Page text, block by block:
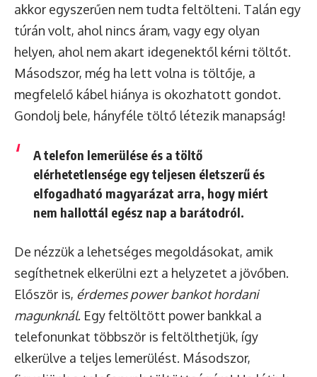
akkor egyszerűen nem tudta feltölteni. Talán egy
túrán volt, ahol nincs áram, vagy egy olyan
helyen, ahol nem akart idegenektől kérni töltőt.
Másodszor, még ha lett volna is töltője, a
megfelelő kábel hiánya is okozhatott gondot.
Gondolj bele, hányféle töltő létezik manapság!
A telefon lemerülése és a töltő
elérhetetlensége egy teljesen életszerű és
elfogadható magyarázat arra, hogy miért
nem hallottál egész nap a barátodról.
De nézzük a lehetséges megoldásokat, amik
segíthetnek elkerülni ezt a helyzetet a jövőben.
Először is, érdemes power bankot hordani
magunknál. Egy feltöltött power bankkal a
telefonunkat többször is feltölthetjük, így
elkerülve a teljes lemerülést. Másodszor,